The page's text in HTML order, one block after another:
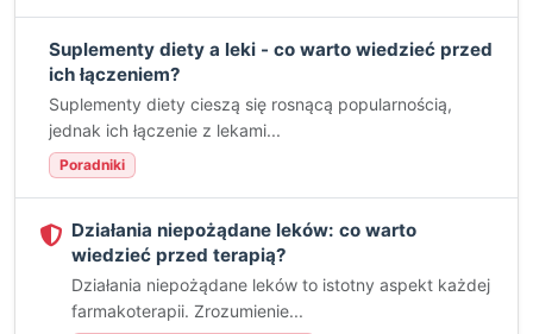
Suplementy diety a leki - co warto wiedzieć przed
ich łączeniem?
Suplementy diety cieszą się rosnącą popularnością,
jednak ich łączenie z lekami...
Poradniki
Działania niepożądane leków: co warto
wiedzieć przed terapią?
Działania niepożądane leków to istotny aspekt każdej
farmakoterapii. Zrozumienie...